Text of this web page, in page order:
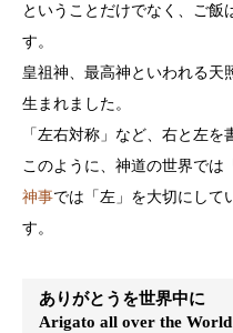
ということだけでなく、ご飯
す。
皇祖神、最高神といわれる天
生まれました。
「左右対称」など、右と左を
このように、神道の世界では
神事では「左」を大切にして
す。
ありがとうを世界中に
Arigato all over the World